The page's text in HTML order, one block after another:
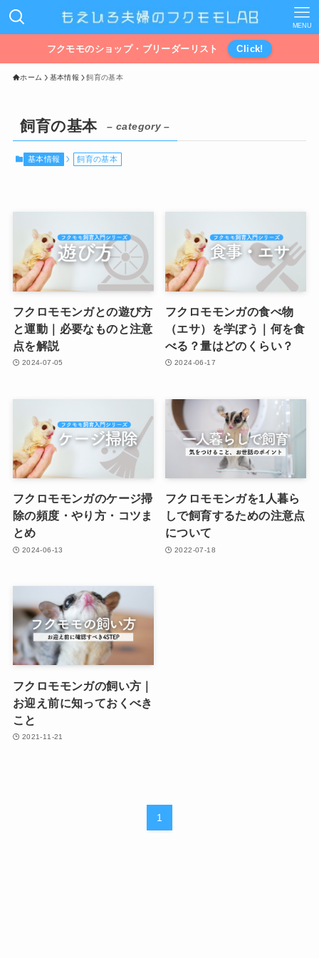
MENU
フクモモのショップ・ブリーダーリスト Click!
ホーム 基本情報 飼育の基本
飼育の基本 – category –
基本情報 飼育の基本
フクロモモンガとの遊び方
と運動｜必要なものと注意
点を解説
2024-07-05
フクロモモンガの食べ物
（エサ）を学ぼう｜何を食
べる？量はどのくらい？
2024-06-17
フクロモモンガのケージ掃
除の頻度・やり方・コツま
とめ
2024-06-13
フクロモモンガを1人暮ら
しで飼育するための注意点
について
2022-07-18
フクロモモンガの飼い方｜
お迎え前に知っておくべき
こと
2021-11-21
1